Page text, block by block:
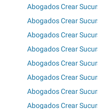
Abogados Crear
Abogados Crear
Abogados Crear
Abogados Crear
Abogados Crear
Abogados Crear
Abogados Crear
Abogados Crear